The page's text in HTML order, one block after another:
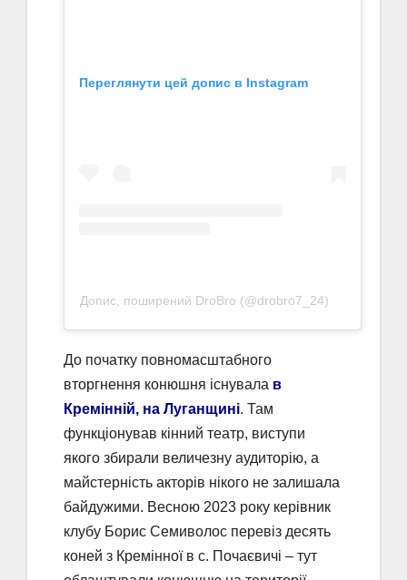
Переглянути цей допис в Instagram
Допис, поширений DroBro (@drobro7_24)
До початку повномасштабного
вторгнення конюшня існувала в
Кремінній, на Луганщині. Там
функціонував кінний театр, виступи
якого збирали величезну аудиторію, а
майстерність акторів нікого не залишала
байдужими. Весною 2023 року керівник
клубу Борис Семиволос перевіз десять
коней з Кремінної в с. Почаєвичі – тут